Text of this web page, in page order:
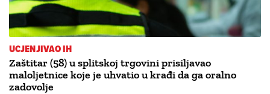
UCJENJIVAO IH
Zaštitar (58) u splitskoj trgovini prisiljavao
maloljetnice koje je uhvatio u krađi da ga oralno
zadovolje